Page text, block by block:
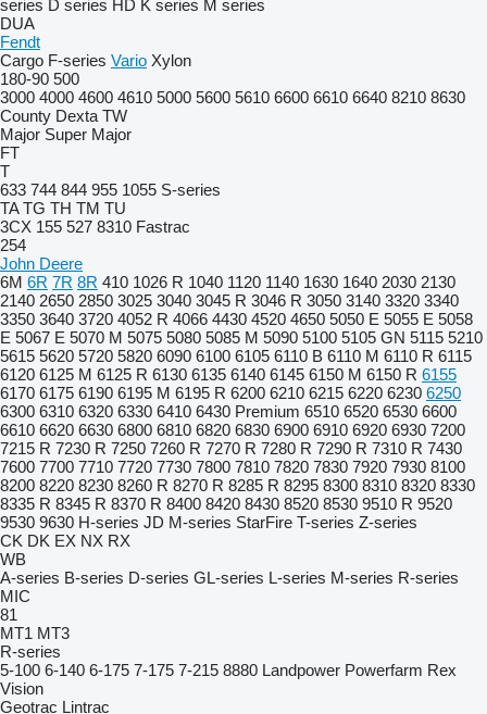
series D series HD K series M series
DUA
Fendt
Cargo F-series Vario Xylon
180-90 500
3000 4000 4600 4610 5000 5600 5610 6600 6610 6640 8210 8630
County Dexta TW
Major Super Major
FT
T
633 744 844 955 1055 S-series
TA TG TH TM TU
3CX 155 527 8310 Fastrac
254
John Deere
6M 6R 7R 8R 410 1026 R 1040 1120 1140 1630 1640 2030 2130
2140 2650 2850 3025 3040 3045 R 3046 R 3050 3140 3320 3340
3350 3640 3720 4052 R 4066 4430 4520 4650 5050 E 5055 E 5058
E 5067 E 5070 M 5075 5080 5085 M 5090 5100 5105 GN 5115 5210
5615 5620 5720 5820 6090 6100 6105 6110 B 6110 M 6110 R 6115
6120 6125 M 6125 R 6130 6135 6140 6145 6150 M 6150 R 6155
6170 6175 6190 6195 M 6195 R 6200 6210 6215 6220 6230 6250
6300 6310 6320 6330 6410 6430 Premium 6510 6520 6530 6600
6610 6620 6630 6800 6810 6820 6830 6900 6910 6920 6930 7200
7215 R 7230 R 7250 7260 R 7270 R 7280 R 7290 R 7310 R 7430
7600 7700 7710 7720 7730 7800 7810 7820 7830 7920 7930 8100
8200 8220 8230 8260 R 8270 R 8285 R 8295 8300 8310 8320 8330
8335 R 8345 R 8370 R 8400 8420 8430 8520 8530 9510 R 9520
9530 9630 H-series JD M-series StarFire T-series Z-series
CK DK EX NX RX
WB
A-series B-series D-series GL-series L-series M-series R-series
MIC
81
MT1 MT3
R-series
5-100 6-140 6-175 7-175 7-215 8880 Landpower Powerfarm Rex
Vision
Geotrac Lintrac